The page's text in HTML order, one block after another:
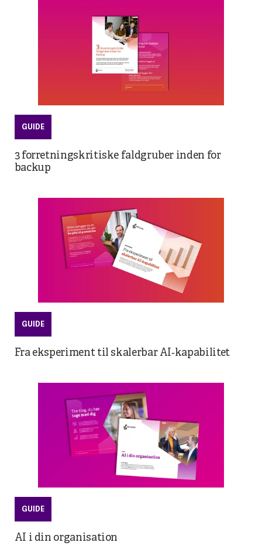
GUIDE
3 forretningskritiske faldgruber inden for
backup
GUIDE
Fra eksperiment til skalerbar AI‑kapabilitet
GUIDE
AI i din organisation